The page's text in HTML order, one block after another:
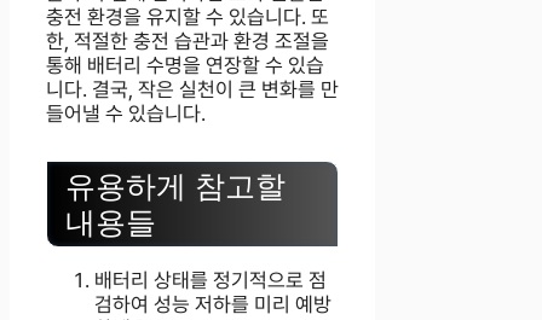
충전 환경을 유지할 수 있습니다. 또
한, 적절한 충전 습관과 환경 조절을
통해 배터리 수명을 연장할 수 있습
니다. 결국, 작은 실천이 큰 변화를 만
들어낼 수 있습니다.
유용하게 참고할
내용들
배터리 상태를 정기적으로 점
검하여 성능 저하를 미리 예방